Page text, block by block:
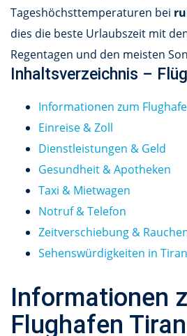
Tageshöchsttemperaturen bei
dies die beste Urlaubszeit mit
Regentagen und den meisten
Inhaltsverzeichnis –
Informationen zum
Einreise & Zoll
Dienstleistungen & Geld
Gesundheit & Apotheken
Taxi & Mietwagen
Notruf & Telefon
Zeitverschiebung &
Sehenswürdigkeiten in
Informationen
Flughafen